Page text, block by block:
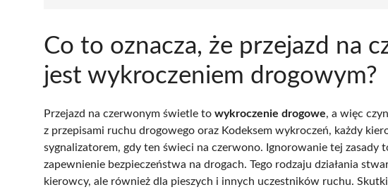
Co to oznacza, że przejazd na
jest wykroczeniem drogowym?
Przejazd na czerwonym świetle to wykroczenie drogowe, a więc
z przepisami ruchu drogowego oraz Kodeksem wykroczeń, każdy
sygnalizatorem, gdy ten świeci na czerwono. Ignorowanie tej zasady
zapewnienie bezpieczeństwa na drogach. Tego rodzaju działania
kierowcy, ale również dla pieszych i innych uczestników ruchu.